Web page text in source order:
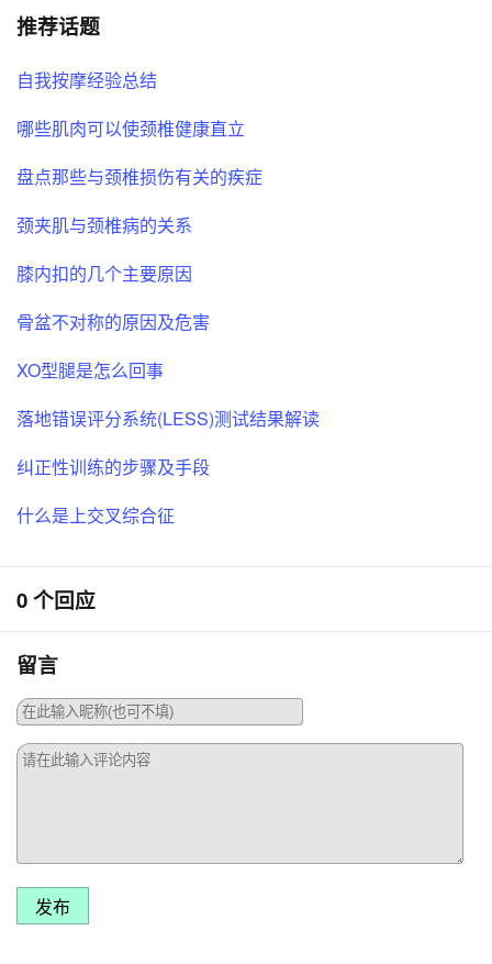
推荐话题
自我按摩经验总结
哪些肌肉可以使颈椎健康直立
盘点那些与颈椎损伤有关的疾症
颈夹肌与颈椎病的关系
膝内扣的几个主要原因
骨盆不对称的原因及危害
XO型腿是怎么回事
落地错误评分系统(LESS)测试结果解读
纠正性训练的步骤及手段
什么是上交叉综合征
0 个回应
留言
发布